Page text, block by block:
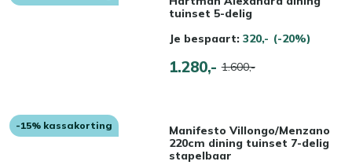
tuinset 5-delig
Je bespaart: 320,- (-20%)
1.280,- 1.600,-
-15% kassakorting
Manifesto Villongo/Menzano
220cm dining tuinset 7-delig
stapelbaar